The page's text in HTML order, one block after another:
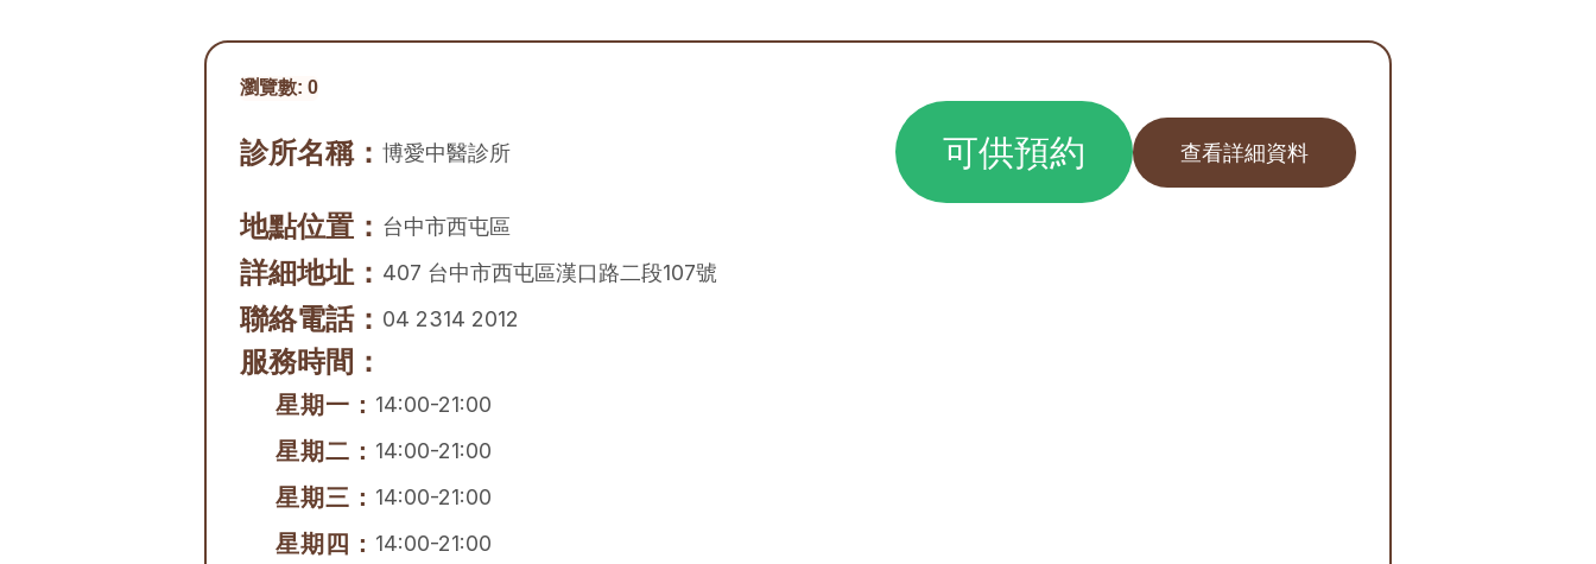
瀏覽數: 0
診所名稱： 博愛中醫診所 可供預約 查看詳細資料
地點位置： 台中市西屯區
詳細地址： 407 台中市西屯區漢口路二段107號
聯絡電話： 04 2314 2012
服務時間：
星期一： 14:00-21:00
星期二： 14:00-21:00
星期三： 14:00-21:00
星期四： 14:00-21:00